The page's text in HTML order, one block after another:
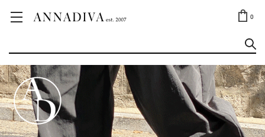
0
ANNA JEWELRY